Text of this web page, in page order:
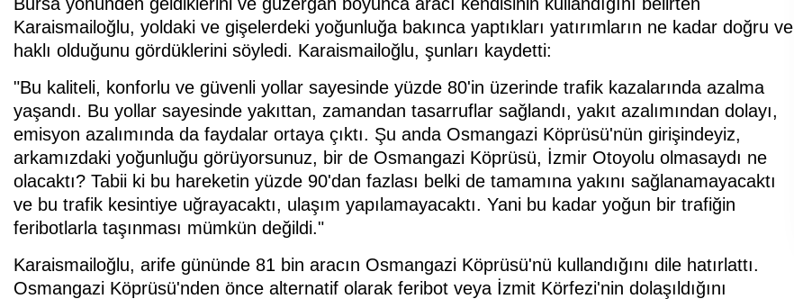
Karaismailoğlu, yoldaki ve gişelerdeki yoğunluğa bakınca yaptıkları yatırımların ne kadar doğru ve
haklı olduğunu gördüklerini söyledi. Karaismailoğlu, şunları kaydetti:
"Bu kaliteli, konforlu ve güvenli yollar sayesinde yüzde 80'in üzerinde trafik kazalarında azalma
yaşandı. Bu yollar sayesinde yakıttan, zamandan tasarruflar sağlandı, yakıt azalımından dolayı,
emisyon azalımında da faydalar ortaya çıktı. Şu anda Osmangazi Köprüsü'nün girişindeyiz,
arkamızdaki yoğunluğu görüyorsunuz, bir de Osmangazi Köprüsü, İzmir Otoyolu olmasaydı ne
olacaktı? Tabii ki bu hareketin yüzde 90'dan fazlası belki de tamamına yakını sağlanamayacaktı
ve bu trafik kesintiye uğrayacaktı, ulaşım yapılamayacaktı. Yani bu kadar yoğun bir trafiğin
feribotlarla taşınması mümkün değildi."
Karaismailoğlu, arife gününde 81 bin aracın Osmangazi Köprüsü'nü kullandığını dile hatırlattı.
Osmangazi Köprüsü'nden önce alternatif olarak feribot veya İzmit Körfezi'nin dolaşıldığını